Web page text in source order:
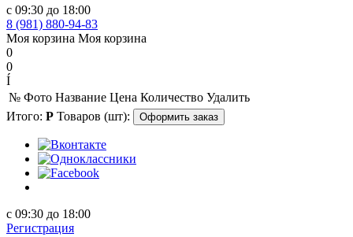
с 09:30 до 18:00
8 (981) 880-94-83
Моя корзина Моя корзина
0
0
Í
№ Фото Название Цена Количество Удалить
Итого: Р Товаров (шт): Оформить заказ
с 09:30 до 18:00
Регистрация